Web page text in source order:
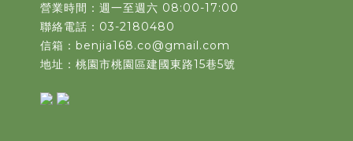
營業時間：週一至週六 08:00-17:00
聯絡電話：03-2180480
信箱：benjia168.co@gmail.com
地址：桃園市桃園區建國東路15巷5號